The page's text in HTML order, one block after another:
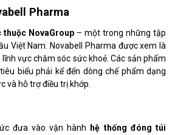
Pharma
thuộc NovaGroup – một trong những tập
Việt Nam. Novabell Pharma được xem là
vực chăm sóc sức khoẻ. Các sản phẩm
biểu phải kể đến dòng chế phẩm dạng
và hỗ trợ điều trị khớp.
đưa vào vận hành
hệ thống đóng túi